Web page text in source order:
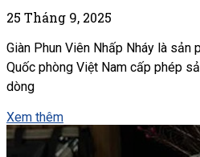
25 Tháng 9, 2025
Giàn Phun Viên Nhấp Nháy là sản
Quốc phòng Việt Nam cấp phép
dòng
Xem thêm